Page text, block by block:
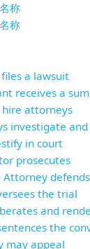
称
称
a lawsuit
receives a
attorneys
investigate
in court
prosecutes
Attorney
the trial
and
the
may appeal